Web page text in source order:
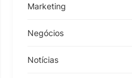
Marketing
Negócios
Notícias